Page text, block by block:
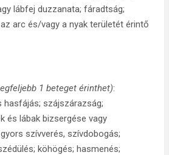
lábfej duzzanata; fáradtság;
arc és/vagy a nyak területét érintő
1 beteget érinthet):
hasfájás; szájszárazság;
és lábak bizsergése vagy
szívverés, szívdobogás;
köhögés; hasmenés;